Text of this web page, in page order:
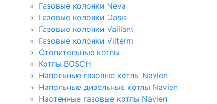
Газовые колонки Neva
Газовые колонки Oasis
Газовые колонки Vaillant
Газовые колонки Vilterm
Отопительные котлы
Котлы BOSCH
Напольные газовые котлы Navien
Напольные дизельные котлы Navien
Настенные газовые котлы Navien